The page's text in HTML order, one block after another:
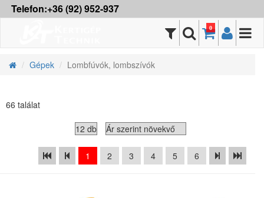
Telefon:+36 (92) 952-937
0
Gépek Lombfúvók, lombszívók
66 találat
1 2 3 4 5 6